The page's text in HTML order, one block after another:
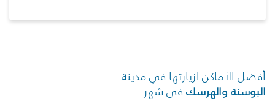
أفضل الأماكن لزيارتها في مدينة
البوسنة والهرسك في شهر